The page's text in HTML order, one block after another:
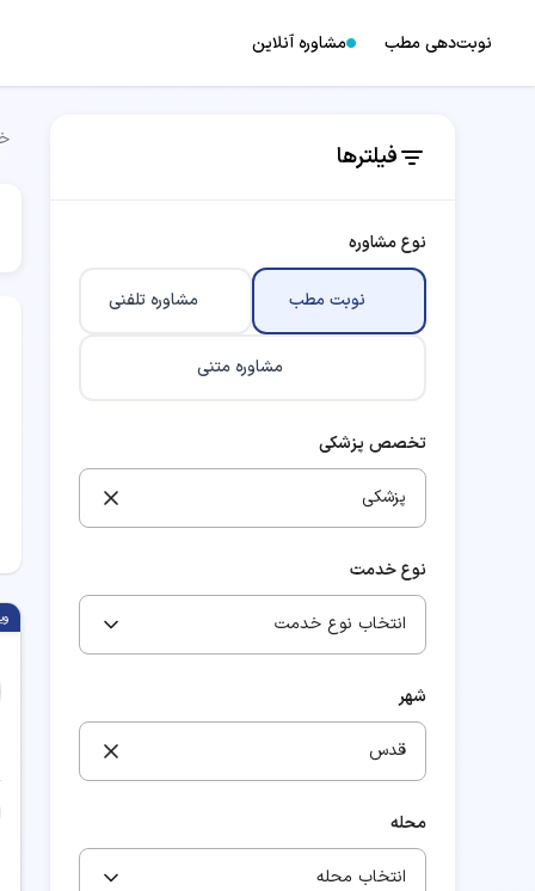
نوبت‌دهی مطب مشاوره آنلاین
فیلترها
نوع مشاوره
نوبت مطب مشاوره تلفنی
مشاوره متنی
تخصص پزشکی
پزشکی
نوع خدمت
انتخاب نوع خدمت
شهر
قدس
محله
انتخاب محله